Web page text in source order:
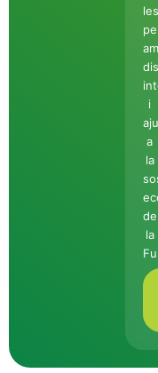
les
i
a
la
de
la